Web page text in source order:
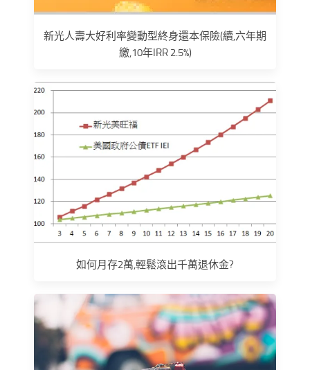
新光人壽大好利率變動型終身還本保險(續,六年期
繳,10年IRR 2.5%)
如何月存2萬,輕鬆滾出千萬退休金?